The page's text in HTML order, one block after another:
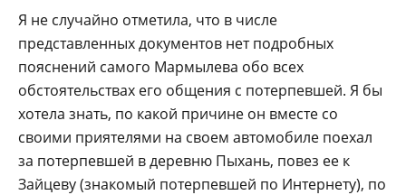
Я не случайно отметила, что в числе
представленных документов нет подробных
пояснений самого Мармылева обо всех
обстоятельствах его общения с потерпевшей. Я бы
хотела знать, по какой причине он вместе со
своими приятелями на своем автомобиле поехал
за потерпевшей в деревню Пыхань, повез ее к
Зайцеву (знакомый потерпевшей по Интернету), по